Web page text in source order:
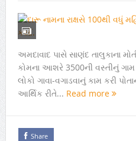
અમદાવાદ પાસે સાણંદ તાલુકાના
કોમના આશરે 3500ની વસ્તીનું
લોકો ગાવા-વગાડવાનું કામ કરી
આર્થિક રીતે... Read more
Share